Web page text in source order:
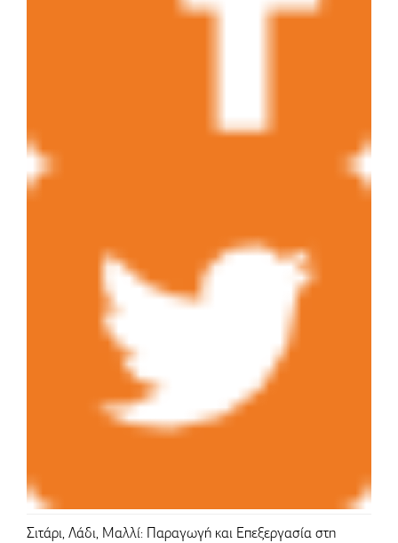
Σιτάρι, Λάδι, Μαλλί: Παραγωγή και Επεξεργασία στη